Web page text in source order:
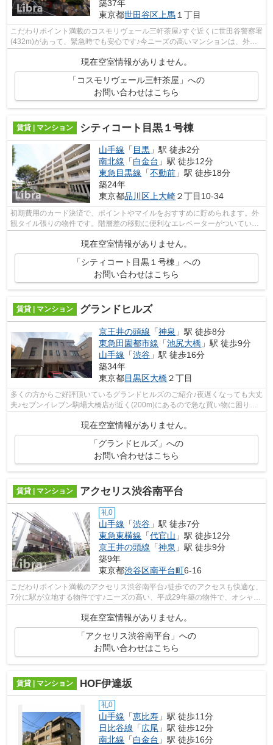
築37年
東京都世田谷区 上馬 １丁目
こだわりポイント満載のコスモリヴェール三軒茶屋♪すぐ近くに世田谷警察署
(432m)があって、緊急時でも安心です♪今ニーズの高いマンションは、外観
現在空室情報がありません。
「コスモリヴェール三軒茶屋」への
お問い合わせはこちら
賃貸 | マンション シティコート目黒１号棟
山手線 「 目黒 」駅 徒歩2分
南北線 「白金台 」駅 徒歩12分
東急目黒線 「不動前 」駅 徒歩18分
築24年
東京都品川区 上大崎２丁目10-34
初期費用のカード決済で、ポイントやマイルをおすすめに貯められます。外
観タイル張りの物件です。階層差の移動に便利なエレベーターがついていま
す。少し喧騒を離れていて駅から徒歩2...
現在空室情報がありません。
「シティコート目黒１号棟」への
お問い合わせはこちら
賃貸 | マンション グランドヒルズ
京王井の頭線 「神泉 」駅 徒歩8分
東急田園都市線 「池尻大橋 」駅 徒歩9分
山手線 「渋谷 」駅 徒歩16分
築34年
東京都目黒区大橋２丁目
多くの方からご好評頂いているグランドヒルズのご紹介♪夜遅くなっても大丈
夫♪セブンイレブン駒場大橋店が近く(200m)にあるので急な買い物に困りに
現在空室情報がありません。
「グランドヒルズ」への
お問い合わせはこちら
賃貸 | マンション アクセリス渋谷南平台
礼0
山手線 「渋谷 」駅 徒歩7分
東急東横線 「代官山 」駅 徒歩12分
京王井の頭線 「神泉 」駅 徒歩9分
築9年
東京都渋谷区南平台町6-16
こだわりポイント満載のアクセリス渋谷南平台♪徒歩でのアクセスも快適な、
7分に駅が立地する物件です♪ニーズの高い、平成29年築の物件で、オシャレ
現在空室情報がありません。
「アクセリス渋谷南平台」への
お問い合わせはこちら
賃貸 | マンション HOF伊達坂
礼0
山手線 「恵比寿 」駅 徒歩11分
日比谷線 「広尾 」駅 徒歩12分
南北線 「白金台 」駅 徒歩16分